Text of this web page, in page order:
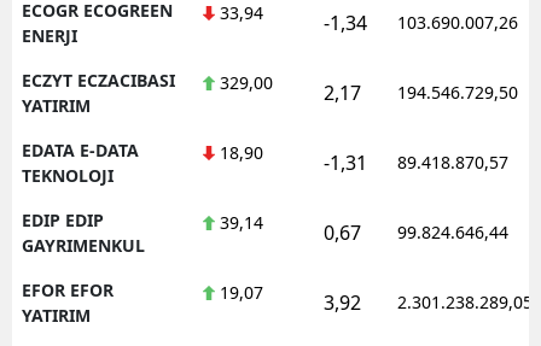
ECOGR ECOGREEN
ENERJI
33,94 -1,34 103.690.007,26
ECZYT ECZACIBASI
YATIRIM
329,00 2,17 194.546.729,50
EDATA E-DATA
TEKNOLOJI
18,90 -1,31 89.418.870,57
EDIP EDIP
GAYRIMENKUL
39,14 0,67 99.824.646,44
EFOR EFOR
YATIRIM
19,07 3,92 2.301.238.289,05